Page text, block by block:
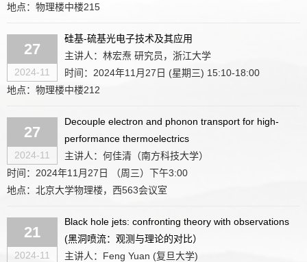
地点：物理楼中楼215
27
2024-11
硅基-硫基光电子技术及其应用
主讲人：林宏焘 研究员，浙江大学
时间：2024年11月27日 (星期三) 15:10-18:00
地点：物理楼中楼212
27
2024-11
Decouple electron and phonon transport for high-
performance thermoelectrics
主讲人：何佳清（南方科技大学）
时间：2024年11月27日 （周三）下午3:00
地点：北京大学物理楼，西563会议室
21
2024-11
Black hole jets: confronting theory with observations
(黑洞喷流：观测与理论的对比）
主讲人：Feng Yuan (复旦大学)